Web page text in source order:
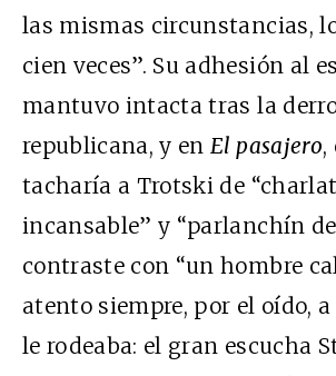
las mismas circunstancias,
cien veces”. Su adhesión al
mantuvo intacta tras la
republicana, y enEl pasajero,
tacharía a Trotski de
incansable” y “parlanchín
contraste con “un hombre
atento siempre, por el oído,
le rodeaba: el gran escucha